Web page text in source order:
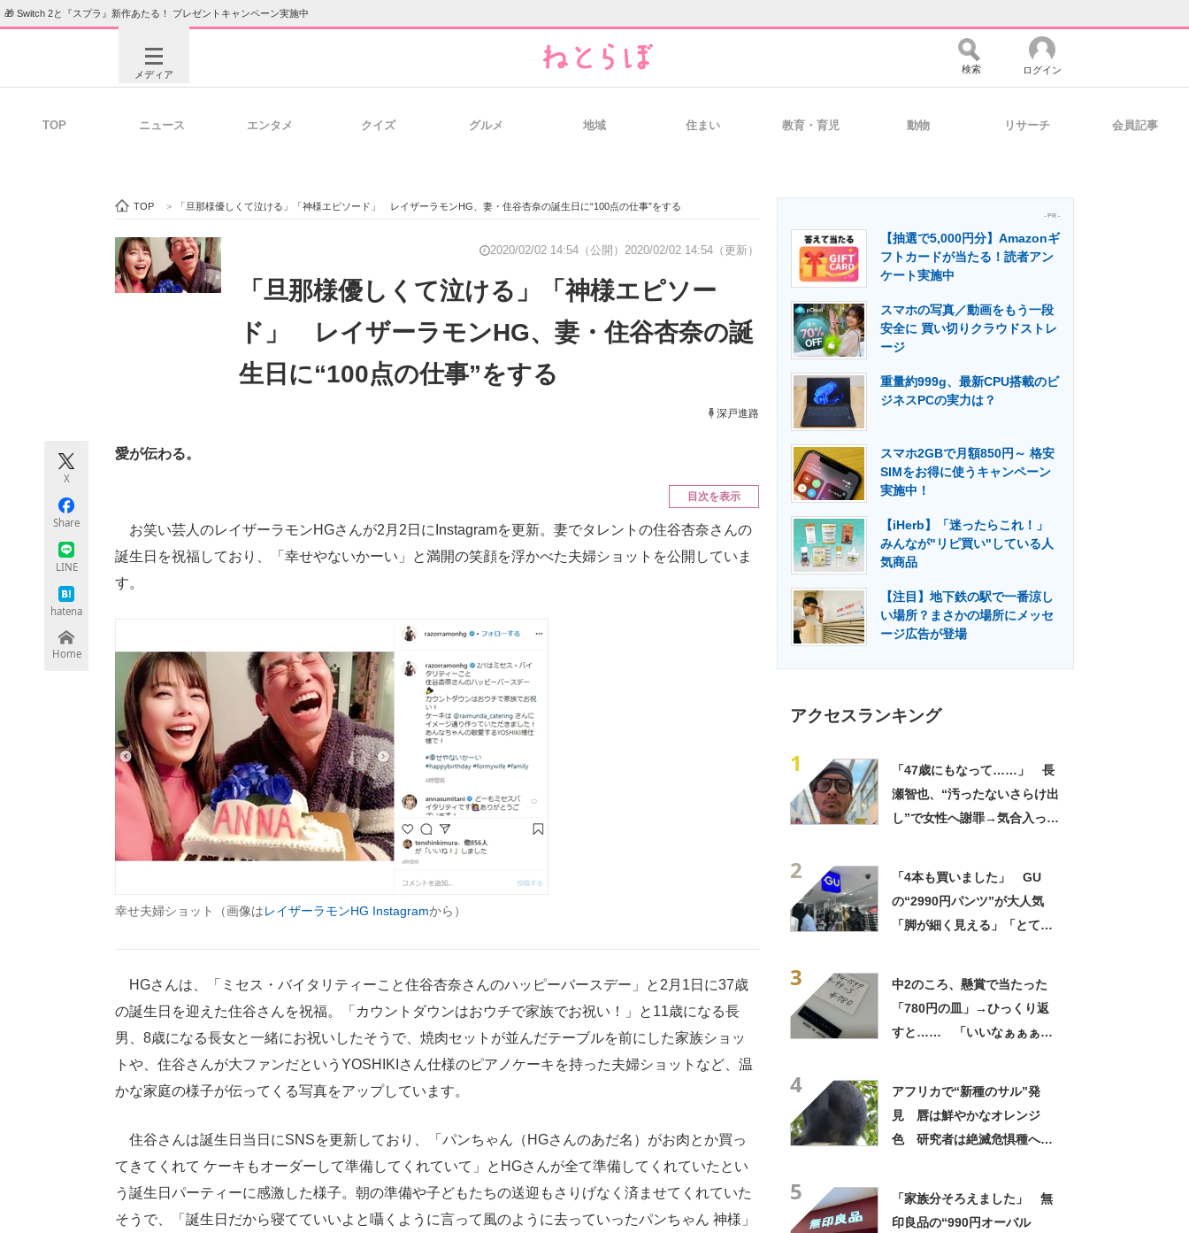
🎁 Switch 2と『スプラ』新作あたる！ プレゼントキャンペーン実施中
メディア
ビジネスと働き方のヒント 経営リーダーのコミュニティ マーケ×ITの今がよく分かる
ITエンジニア向け専門サイト 企業向けIT製品の総合サイト IT製品の技術・比較・事例 製造業のIT導入・活用を支援
エネルギーの専門メディア 建設×テクノロジーの最前線
検索 ログイン
TOP ニュース エンタメ クイズ グルメ 地域 住まい 教育・育児 動物 リサーチ 会員記事
TOP > 「旦那様優しくて泣ける」「神様エピソード」 レイザーラモンHG、妻・住谷杏奈の誕生日に“100点の仕事”をする
2020/02/02 14:54（公開） 2020/02/02 14:54（更新）
「旦那様優しくて泣ける」「神様エピソー
ド」 レイザーラモンHG、妻・住谷杏奈の誕
生日に“100点の仕事”をする
深戸進路
X
Share
LINE
hatena
Home
愛が伝わる。
目次を表示
お笑い芸人のレイザーラモンHGさんが2月2日にInstagramを更新。妻でタレントの住谷杏奈さんの
誕生日を祝福しており、「幸せやないかーい」と満開の笑顔を浮かべた夫婦ショットを公開していま
す。
幸せ夫婦ショット（画像はレイザーラモンHG Instagramから）
HGさんは、「ミセス・バイタリティーこと住谷杏奈さんのハッピーバースデー」と2月1日に37歳
の誕生日を迎えた住谷さんを祝福。「カウントダウンはおウチで家族でお祝い！」と11歳になる長
男、8歳になる長女と一緒にお祝いしたそうで、焼肉セットが並んだテーブルを前にした家族ショッ
トや、住谷さんが大ファンだというYOSHIKIさん仕様のピアノケーキを持った夫婦ショットなど、温
かな家庭の様子が伝ってくる写真をアップしています。
住谷さんは誕生日当日にSNSを更新しており、「パンちゃん（HGさんのあだ名）がお肉とか買っ
てきてくれて ケーキもオーダーして準備してくれていて」とHGさんが全て準備してくれていたとい
う誕生日パーティーに感激した様子。朝の準備や子どもたちの送迎もさりげなく済ませてくれていた
そうで、「誕生日だから寝てていいよと囁くように言って風のように去っていったパンちゃん 神様」
- PR -
【抽選で5,000円分】Amazonギ
フトカードが当たる！読者アン
ケート実施中
スマホの写真／動画をもう一段
安全に 買い切りクラウドストレ
ージ
重量約999g、最新CPU搭載のビ
ジネスPCの実力は？
スマホ2GBで月額850円～ 格安
SIMをお得に使うキャンペーン
実施中！
【iHerb】「迷ったらこれ！」
みんなが"リピ買い"している人
気商品
【注目】地下鉄の駅で一番涼し
い場所？まさかの場所にメッセ
ージ広告が登場
アクセスランキング
1
「47歳にもなって……」 長
瀬智也、“汚ったないさらけ出
し”で女性へ謝罪→気合入った
2
「4本も買いました」 GU
の“2990円パンツ”が大人気
「脚が細く見える」「とても
3
中2のころ、懸賞で当たった
「780円の皿」→ひっくり返
すと…… 「いいなぁぁぁぁ
4
アフリカで“新種のサル”発
見 唇は鮮やかなオレンジ
色 研究者は絶滅危惧種への
5
「家族分そろえました」 無
印良品の“990円オーバル